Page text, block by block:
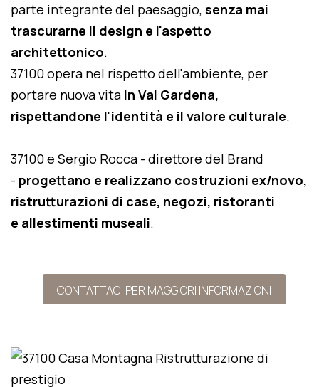
parte integrante del paesaggio, senza mai
trascurarne il design e l'aspetto
architettonico.
37100 opera nel rispetto dell'ambiente, per
portare nuova vita in Val Gardena,
rispettandone l'identità e il valore culturale.
37100 e Sergio Rocca - direttore del Brand
- progettano e realizzano costruzioni ex/novo,
ristrutturazioni di case, negozi, ristoranti
e allestimenti museali.
CONTATTACI PER MAGGIORI INFORMAZIONI